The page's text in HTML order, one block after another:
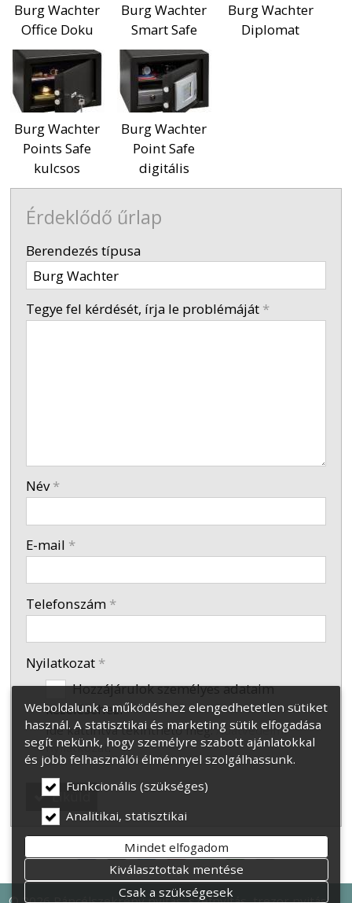
Burg Wachter
Office Doku
Burg Wachter
Smart Safe
Burg Wachter
Diplomat
Burg Wachter
Points Safe
kulcsos
Burg Wachter
Point Safe
digitális
Érdeklődő űrlap
-
Berendezés típusa
Tegye fel kérdését, írja le problémáját *
Név*
E-mail *
Telefonszám *
Nyilatkozat *
Hozzájárulok személyes adataim
kezeléséhez.
Ide kattintva tekinthető meg:Adatvédelmi
nyilatkozat.
Elküld
Weboldalunk a működéshez elengedhetetlen sütiket
használ. A statisztikai és marketing sütik elfogadása
segít nekünk, hogy személyre szabott ajánlatokkal
és jobb felhasználói élménnyel szolgálhassunk.
Funkcionális (szükséges)
Analitikai, statisztikai
Mindet elfogadom
Kiválasztottak mentése
Csak a szükségesek